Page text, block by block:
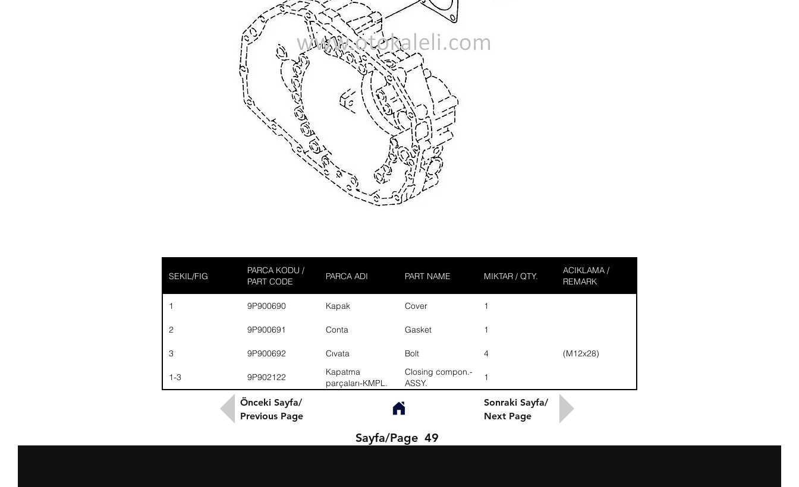
SEKIL/FIG
PARCA KODU /
PART CODE
PARCA ADI PART NAME MIKTAR / QTY.
ACIKLAMA /
REMARK
1 9P900690 Kapak Cover 1
2 9P900691 Conta Gasket 1
3 9P900692 Cıvata Bolt 4 (M12x28)
1-3 9P902122
Kapatma
parçaları-KMPL.
Closing compon.-
ASSY.
1
Önceki Sayfa/
Previous Page
Sonraki Sayfa/
Next Page
Sayfa/Page 49